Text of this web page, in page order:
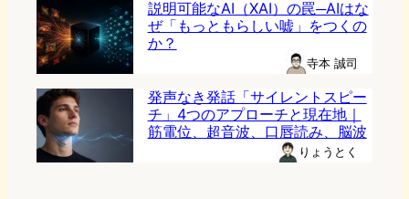
説明可能なAI（XAI）の罠─AIはな
ぜ「もっともらしい嘘」をつくの
か？
寺本 誠司
発声なき発話「サイレントスピー
チ」4つのアプローチと現在地｜
筋電位、超音波、口唇読み、脳波
りょうとく